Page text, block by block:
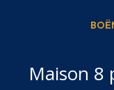
Maison 8 pièce(s) 4 chambre(s)